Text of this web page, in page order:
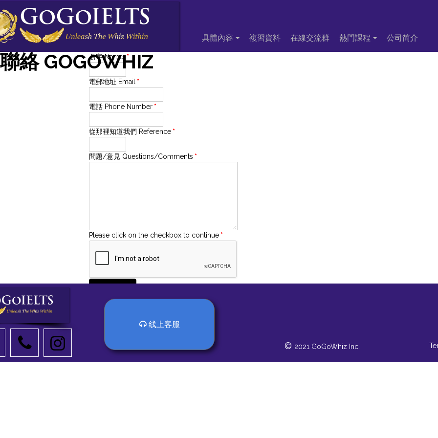
具體內容 複習資料 在線交流群 熱門課程 公司简介
聯絡 GOGOWHIZ
名字 Name *
電郵地址 Email *
電話 Phone Number *
從那裡知道我們 Reference *
問題/意見 Questions/Comments *
Please click on the checkbox to continue *
833-346-9449
线上客服
© 2021 GoGoWhiz Inc.